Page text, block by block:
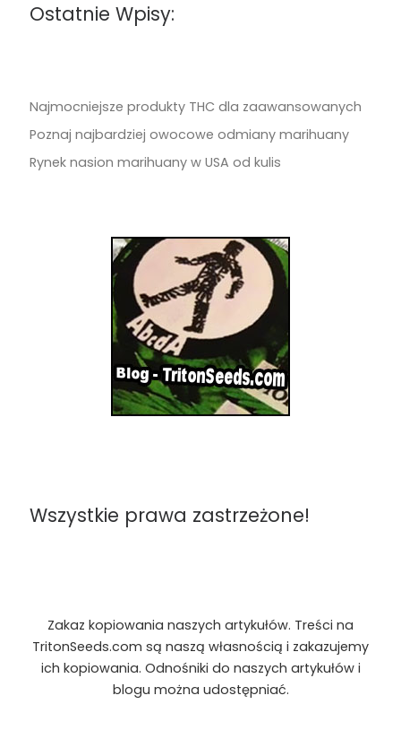
Ostatnie Wpisy:
Najmocniejsze produkty THC dla zaawansowanych
Poznaj najbardziej owocowe odmiany marihuany
Rynek nasion marihuany w USA od kulis
Wszystkie prawa zastrzeżone!
Zakaz kopiowania naszych artykułów. Treści na
TritonSeeds.com są naszą własnością i zakazujemy
ich kopiowania. Odnośniki do naszych artykułów i
blogu można udostępniać.